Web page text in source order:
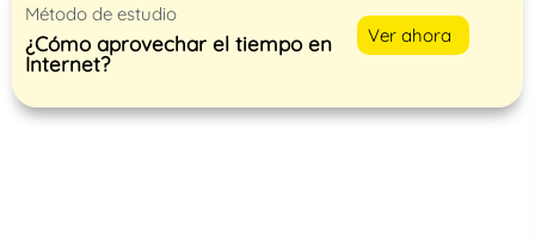
Método de estudio
¿Cómo aprovechar el tiempo en
Internet?
Ver ahora